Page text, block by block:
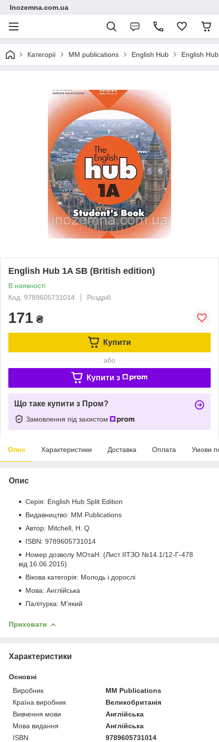
Inozemna.com.ua
Категорії MM publications English Hub English
English Hub 1A SB (British edition)
В наявності
Код: 9789605731014
Роздріб
171 ₴
Купити
або
Купити з
Що таке купити з Пром?
Замовлення під захистом
Опис Характеристики Доставка Оплата Умови
Опис
Серія: English Hub Split Edition
Видавництво: MM Publications
Автор: Mitchell, H. Q.
ISBN: 9789605731014
Номер дозволу МОтаН: (Лист ІІТЗО №14.1/12-Г-478
від 16.06.2015)
Вікова категорія: Молодь і дорослі
Мова: Англійська
Палітурка: М'який
Приховати
Характеристики
Основні
Виробник
MM Publications
Країна виробник
Великобританія
Вивчення мови
Англійська
Мова видання
Англійська
ISBN
9789605731014